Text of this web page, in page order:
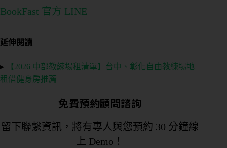
BookFast 官方 LINE
延伸閱讀
▸
【2026 中部教練場租清單】台中、彰化自由教練場地
租借健身房推薦
免費預約顧問諮詢
留下聯繫資訊，將有專人與您預約 30 分鐘線
上 Demo！